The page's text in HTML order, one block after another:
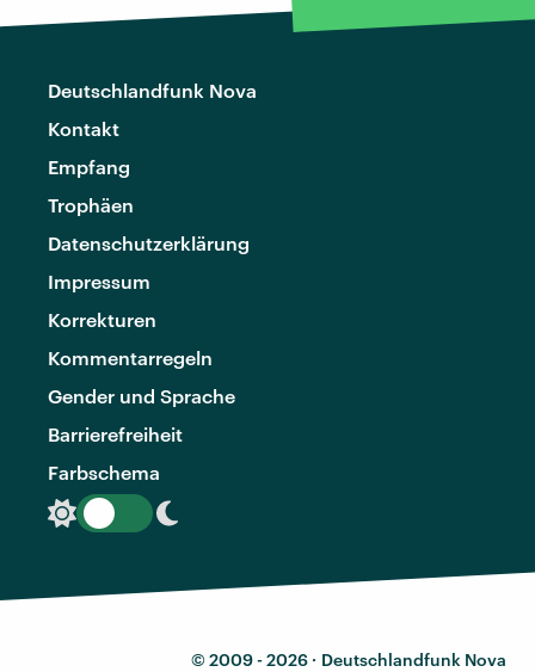
Deutschlandfunk Nova
Kontakt
Empfang
Trophäen
Datenschutzerklärung
Impressum
Korrekturen
Kommentarregeln
Gender und Sprache
Barrierefreiheit
Farbschema
© 2009 - 2026 · Deutschlandfunk Nova